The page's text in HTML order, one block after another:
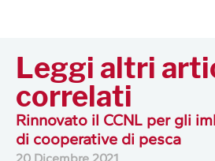
Leggi altri
correlati
Rinnovato il CCNL per gli
di cooperative di pesca